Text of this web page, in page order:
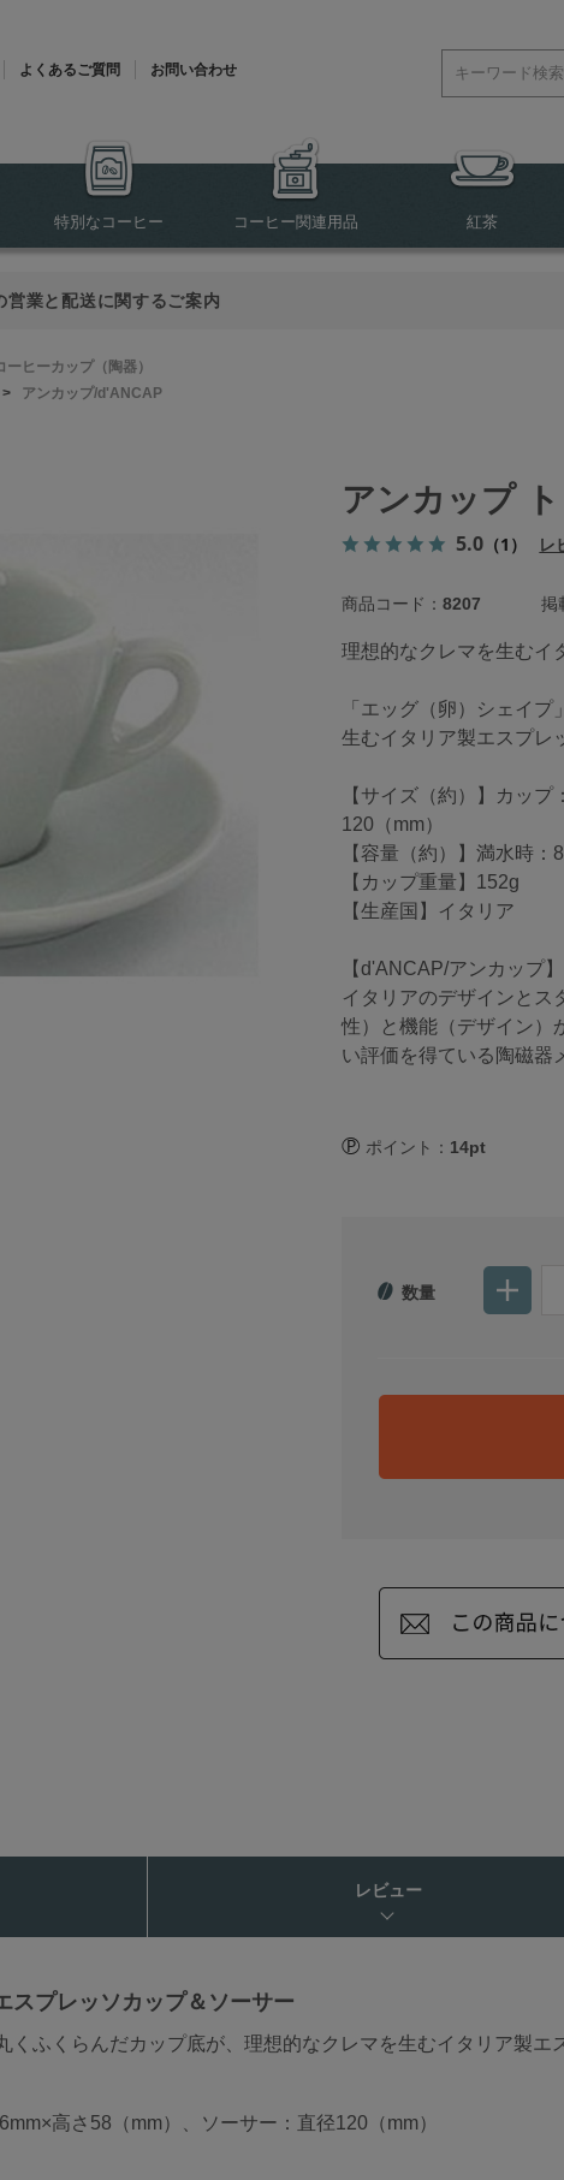
よくあるご質問 お問い合わせ
特別なコーヒー コーヒー関連用品 紅茶
営業と配送に関するご案内
ーヒーカップ（陶器）
> アンカップ/d'ANCAP
アンカップ
5.0 （1） レ
商品コード：8207 掲
理想的なクレマを生むイ
「エッグ（卵）シェイ
生むイタリア製エスプレ
【サイズ（約）】カッ
120（mm）
【容量（約）】満水時：
【カップ重量】152g
【生産国】イタリア
【d'ANCAP/アンカップ】
イタリアのデザインとス
性）と機能（デザイン）
い評価を得ている陶磁器
ポイント： 14pt
数量
レビュー
スプレッソカップ＆ソーサー
くふくらんだカップ底が、理想的なクレマを生むイタリア製エ
高さ58（mm）、ソーサー：直径120（mm）